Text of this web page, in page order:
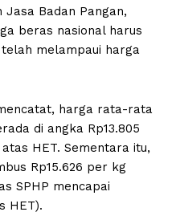
Badan Pangan,
beras nasional harus
melampaui harga
harga rata-rata
di angka Rp13.805
HET. Sementara itu,
Rp15.626 per kg
SPHP mencapai
HET).